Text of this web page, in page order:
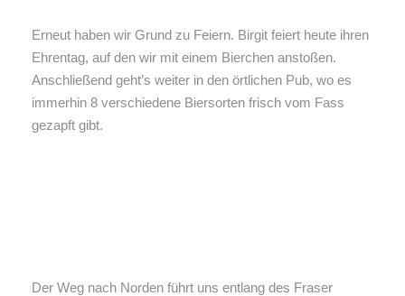
Erneut haben wir Grund zu Feiern. Birgit feiert heute ihren
Ehrentag, auf den wir mit einem Bierchen anstoßen.
Anschließend geht’s weiter in den örtlichen Pub, wo es
immerhin 8 verschiedene Biersorten frisch vom Fass
gezapft gibt.
Der Weg nach Norden führt uns entlang des Fraser